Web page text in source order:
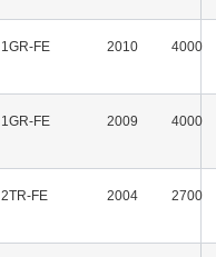
1GR-FE 2010 4000
1GR-FE 2009 4000
2TR-FE 2004 2700